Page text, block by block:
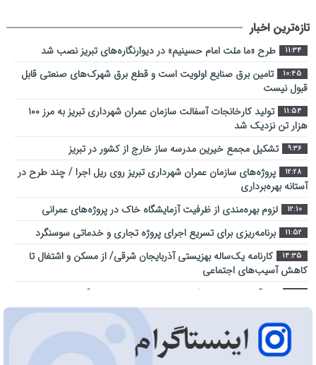
تازه‌ترین اخبار
11:34 طرح «ما ملت امام حسینیم» در دیوارنگاره‌های تبریز نصب شد
10:45
تامین برق صنایع اولویت است و قطع برق شهرک‌های صنعتی قابل
قبول نیست
11:54
تولید کارخانجات آسفالت سازمان عمران شهرداری تبریز به مرز ۱۰۰
هزار تن نزدیک شد
9:36 تشکیل مجمع خیرین مدرسه ‌ساز خارج از کشور در تبریز
12:28
پروژه‌های سازمان عمران شهرداری تبریز روی ریل اجرا / چند طرح در
آستانه بهره‌برداری
12:10 لزوم بهره‌مندی از ظرفیت آزمایشگاه خاک در پروژه‌های عمرانی
11:52 برنامه‌ریزی برای تسریع اجرای پروژه تجاری و خدماتی سوسنگرد
14:35
کارنامه یک‌ساله بهزیستی آذربایجان شرقی/ از مسکن و اشتغال تا
کاهش آسیب‌های اجتماعی
9:23 شهر آینده؛ جایی که فناوری در خدمت کیفیت زندگی شهروندان است
اراضی راه آهن در محدوده منطقه آزاد ارس ساماندهی می شود
14:41 عبور از بحران جنگ در سایه همدلی تمامی ارکان حکومت میسر شد